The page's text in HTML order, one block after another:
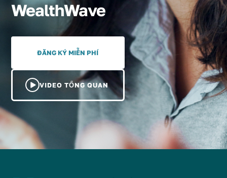
WealthWave
ĐĂNG KÝ MIỄN PHÍ
VIDEO TỔNG QUAN